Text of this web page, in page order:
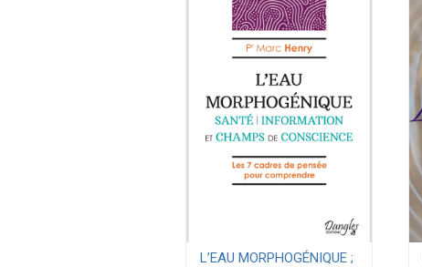
L’EAU MORPHOGÉNIQUE ;